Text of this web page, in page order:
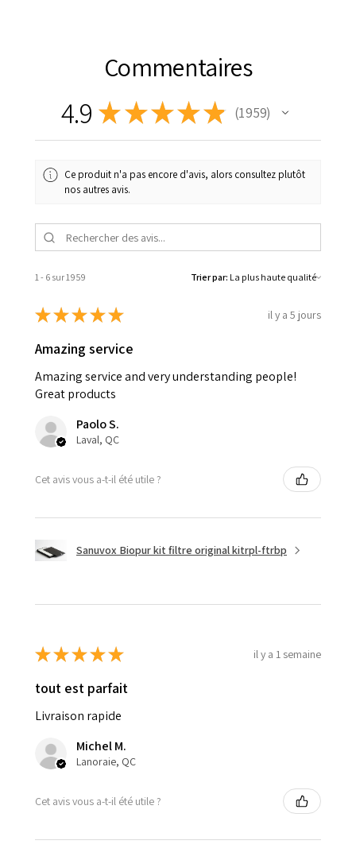
Commentaires
4.9 ★★★★★ 1 959
1959
Ce produit n'a pas encore d'avis, alors consultez plutôt
nos autres avis.
1 - 6 sur 1 959 Trier par:
★★★★★ il y a 5 jours
Amazing service
Amazing service and very understanding people!
Great products
Paolo S.
Laval, QC
Cet avis vous a-t-il été utile ?
Sanuvox Biopur kit filtre original kitrpl-ftrbp
★★★★★ il y a 1 semaine
tout est parfait
Livraison rapide
Michel M.
Lanoraie, QC
Cet avis vous a-t-il été utile ?